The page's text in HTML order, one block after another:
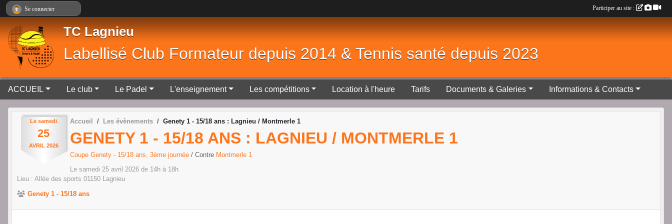
TC Lagnieu
Labellisé Club Formateur depuis 2014 & Tennis santé depuis 2023
ACCUEIL Le club Le Padel L'enseignement Les compétitions Location à l'heure Tarifs Documents & Galeries Informations & Contacts
Le samedi
25
AVRIL 2026
Accueil Les évènements Genety 1 - 15/18 ans : Lagnieu / Montmerle 1
GENETY 1 - 15/18 ANS : LAGNIEU / MONTMERLE 1
Coupe Genety - 15/18 ans, 3ème journée / Contre Montmerle 1
Le samedi 25 avril 2026 de 14h à 18h
Lieu : Allée des sports 01150 Lagnieu
Genety 1 - 15/18 ans
Se connecter Participer au site :
Panneau de gestion des cookies